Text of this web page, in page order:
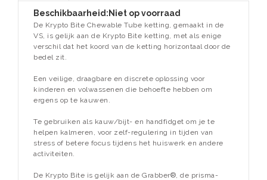
Beschikbaarheid:Niet op voorraad
De Krypto Bite Chewable Tube ketting, gemaakt in de
VS, is gelijk aan de Krypto Bite ketting, met als enige
verschil dat het koord van de ketting horizontaal door de
bedel zit.
Een veilige, draagbare en discrete oplossing voor
kinderen en volwassenen die behoefte hebben om
ergens op te kauwen.
Te gebruiken als kauw/bijt- en handfidget om je te
helpen kalmeren, voor zelf-regulering in tijden van
stress of betere focus tijdens het huiswerk en andere
activiteiten.
De Krypto Bite is gelijk aan de Grabber®, de prisma-